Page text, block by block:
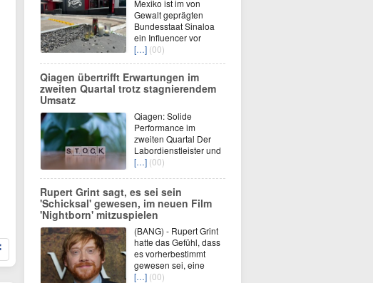
Mexiko ist im von
Gewalt geprägten
Bundesstaat Sinaloa
ein Influencer vor
[…] (00)
Qiagen übertrifft Erwartungen im
zweiten Quartal trotz stagnierendem
Umsatz
Qiagen: Solide
Performance im
zweiten Quartal Der
Labordienstleister und
[…] (00)
Rupert Grint sagt, es sei sein
'Schicksal' gewesen, im neuen Film
'Nightborn' mitzuspielen
(BANG) - Rupert Grint
hatte das Gefühl, dass
es vorherbestimmt
gewesen sei, eine
[…] (00)